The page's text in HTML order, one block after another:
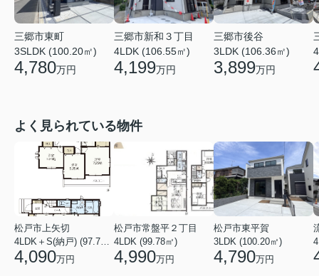
三郷市東町
3SLDK (100.20㎡)
4,780万円
三郷市新和３丁目
4LDK (106.55㎡)
4,199万円
三郷市後谷
3LDK (106.36㎡)
3,899万円
よく見られている物件
松戸市上矢切
4LDK＋S(納戸) (97.71㎡)
4,090万円
松戸市常盤平２丁目
4LDK (99.78㎡)
4,990万円
松戸市東平賀
3LDK (100.20㎡)
4,790万円